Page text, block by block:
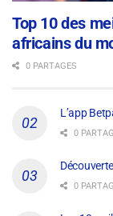
Top 10 des
africains du
0 PARTAGES
L’app
0
0